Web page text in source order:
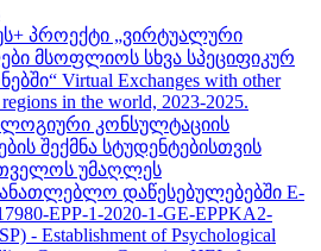
პროექტი „ვირტუალური
მსოფლიოს სხვა სპეციფიკურ
Virtual Exchanges with other
in the world, 2023-2025.
კონსულტაციის
შექმნა სტუდენტებისთვის
უმაღლეს
დაწესებულებებში E-
EPP-1-2020-1-GE-EPPKA2-
- Establishment of Psychological